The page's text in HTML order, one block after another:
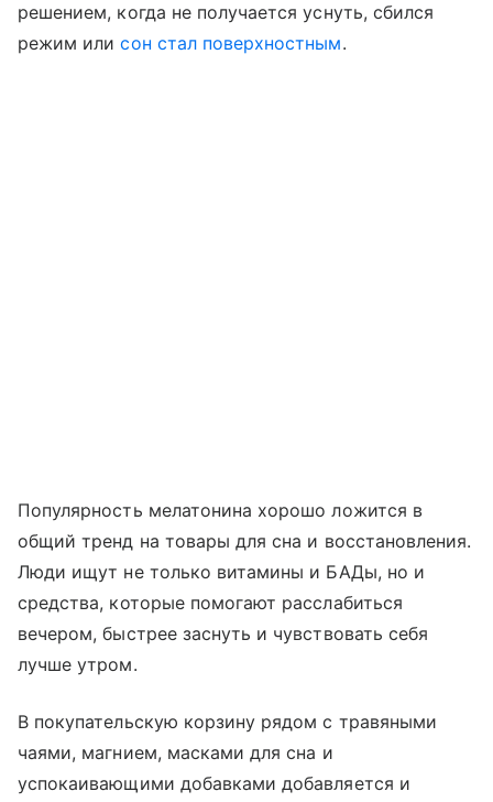
решением, когда не получается уснуть, сбился
режим илисон стал поверхностным.
Популярность мелатонина хорошо ложится в
общий тренд на товары для сна и восстановления.
Люди ищут не только витамины и БАДы, но и
средства, которые помогают расслабиться
вечером, быстрее заснуть и чувствовать себя
лучше утром.
В покупательскую корзину рядом с травяными
чаями, магнием, масками для сна и
успокаивающими добавками добавляется и